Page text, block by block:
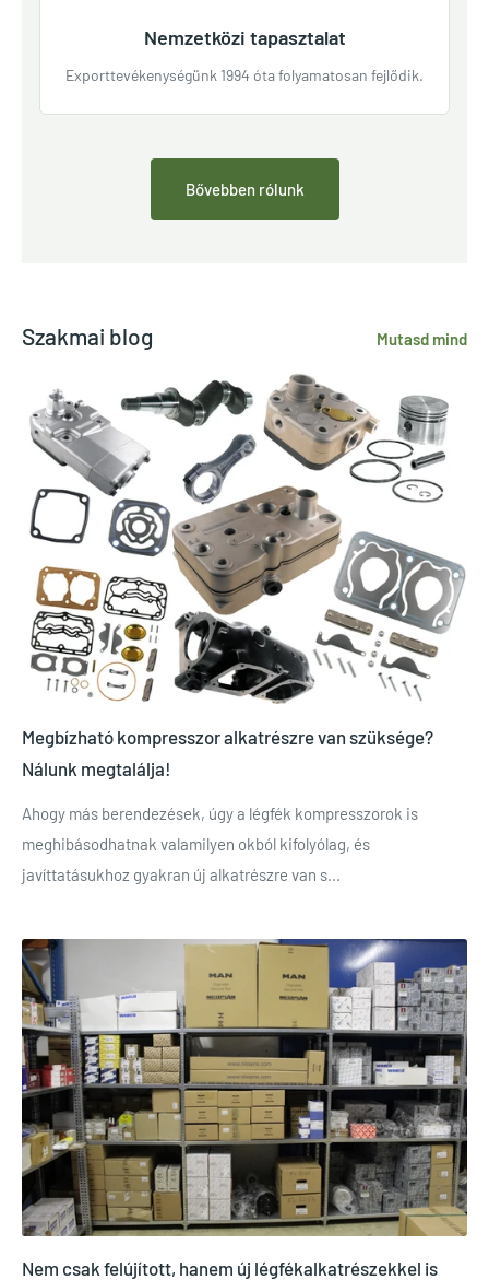
Nemzetközi tapasztalat
Exporttevékenységünk 1994 óta folyamatosan fejlődik.
Bővebben rólunk
Szakmai blog Mutasd mind
Megbízható kompresszor alkatrészre van szüksége?
Nálunk megtalálja!
Ahogy más berendezések, úgy a légfék kompresszorok is
meghibásodhatnak valamilyen okból kifolyólag, és
javíttatásukhoz gyakran új alkatrészre van s...
Nem csak felújított, hanem új légfékalkatrészekkel is